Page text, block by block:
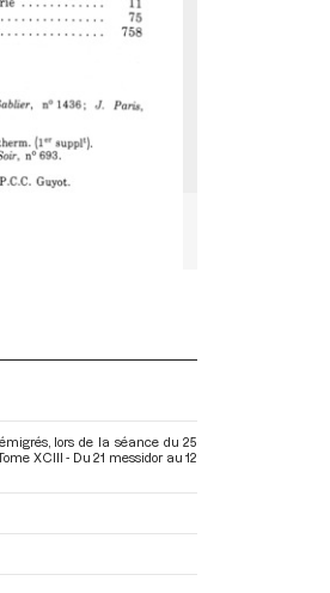
lors de la séance du 25
XCIII - Du 21 messidor au 12